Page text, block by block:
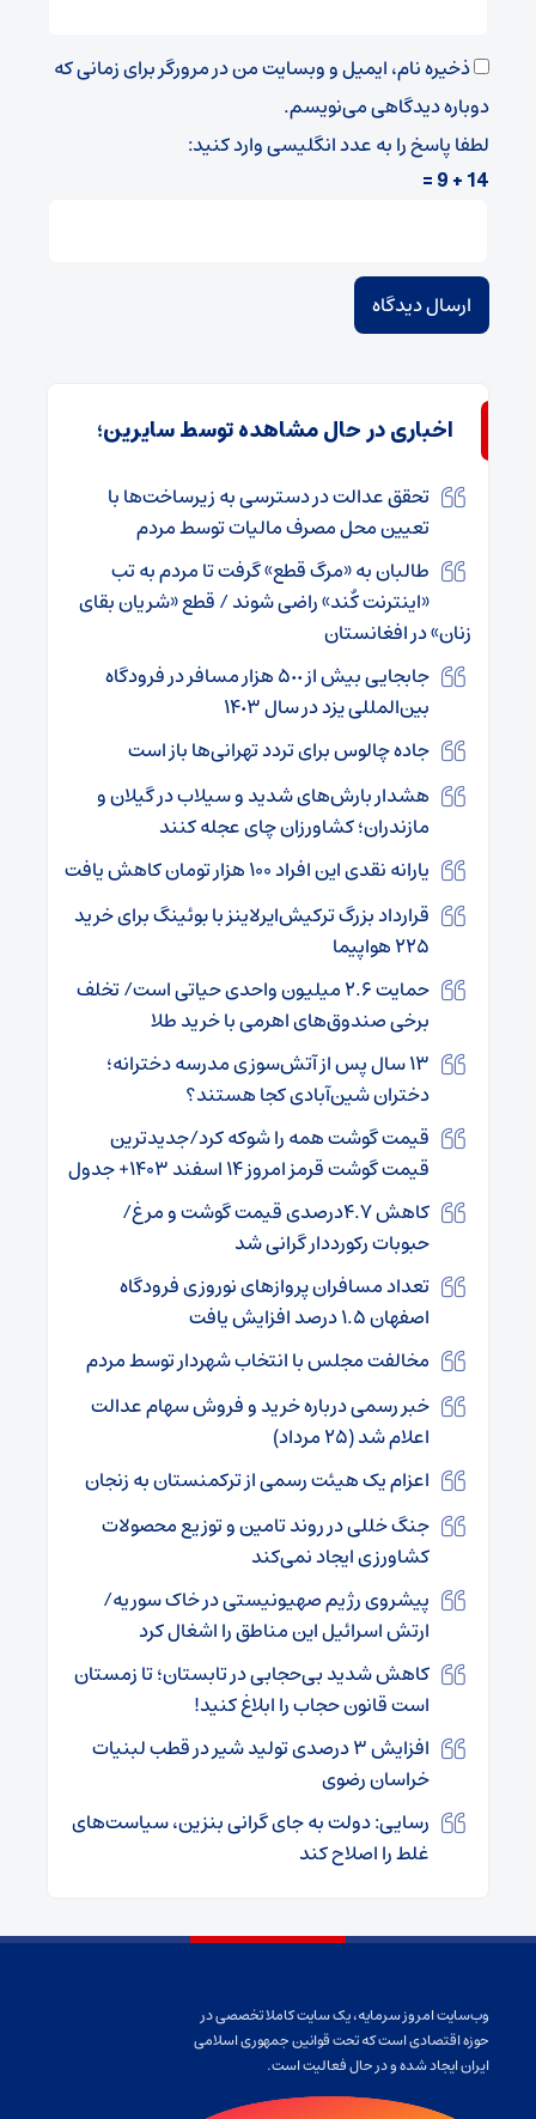
ذخیره نام، ایمیل و وبسایت من در مرورگر برای زمانی که
دوباره دیدگاهی می‌نویسم.
لطفا پاسخ را به عدد انگلیسی وارد کنید:
14 + 9 =
اخباری در حال مشاهده توسط سایرین؛
تحقق عدالت در دسترسی به زیرساخت‌ها با
تعیین محل مصرف مالیات توسط مردم
طالبان به «مرگ قطع» گرفت تا مردم به تب
«اینترنت کٌند» راضی شوند / قطع «شریان بقای
زنان» در افغانستان
جابجایی بیش از ۵٠٠ هزار مسافر در فرودگاه
بین‌المللی یزد در سال ١۴٠٣
جاده چالوس برای تردد تهرانی‌ها باز است
هشدار بارش‌های شدید و سیلاب در گیلان و
مازندران؛ کشاورزان چای عجله کنند
یارانه نقدی این افراد ۱۰۰ هزار تومان کاهش یافت
قرارداد بزرگ ترکیش‌ایرلاینز با بوئینگ برای خرید
۲۲۵ هواپیما
حمایت ۲.۶ میلیون واحدی حیاتی است/ تخلف
برخی صندوق‌های اهرمی با خرید طلا
۱۳ سال پس از آتش‌سوزی مدرسه دخترانه؛
دختران شین‌آبادی کجا هستند؟
قیمت گوشت همه را شوکه کرد/جدیدترین
قیمت گوشت قرمز امروز ۱۴ اسفند ۱۴۰۳+ جدول
کاهش ۴.۷درصدی قیمت گوشت و مرغ/
حبوبات رکورددار گرانی شد
تعداد مسافران پروازهای نوروزی فرودگاه
اصفهان ۱.۵ درصد افزایش یافت
مخالفت مجلس با انتخاب شهردار توسط مردم
خبر رسمی درباره خرید و فروش سهام عدالت
اعلام شد (۲۵ مرداد)
اعزام یک هیئت رسمی از ترکمنستان به زنجان
جنگ خللی در روند تامین و توزیع محصولات
کشاورزی ایجاد نمی‌کند
پیشروی رژیم صهیونیستی در خاک سوریه/
ارتش اسرائیل این مناطق را اشغال کرد
کاهش شدید بی‌حجابی در تابستان؛ تا زمستان
است قانون حجاب را ابلاغ کنید!
افزایش ۳ درصدی تولید شیر در قطب لبنیات
خراسان رضوی
رسایی: دولت به جای گرانی بنزین، سیاست‌های
غلط را اصلاح کند
وب‌سایت امروز سرمایه، یک سایت کاملا تخصصی در
حوزه اقتصادی است که تحت قوانین جمهوری اسلامی
ایران ایجاد شده و در حال فعالیت است.